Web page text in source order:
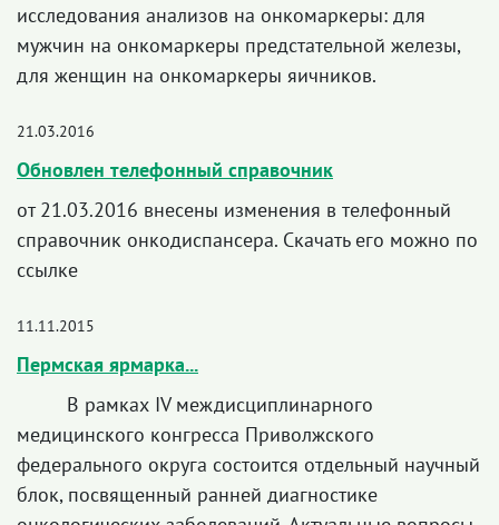
исследования анализов на онкомаркеры: для
мужчин на онкомаркеры предстательной железы,
для женщин на онкомаркеры яичников.
21.03.2016
Обновлен телефонный справочник
от 21.03.2016 внесены изменения в телефонный
справочник онкодиспансера. Скачать его можно по
ссылке
11.11.2015
Пермская ярмарка...
В рамках IV междисциплинарного
медицинского конгресса Приволжского
федерального округа состоится отдельный научный
блок, посвященный ранней диагностике